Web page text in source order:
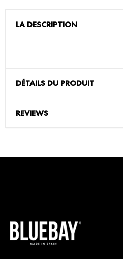
LA DESCRIPTION
DÉTAILS DU PRODUIT
REVIEWS